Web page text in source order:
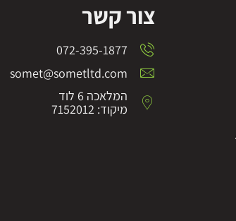
צור קשר
072-395-1877
somet@sometltd.com
המלאכה 6 לוד
מיקוד: 7152012